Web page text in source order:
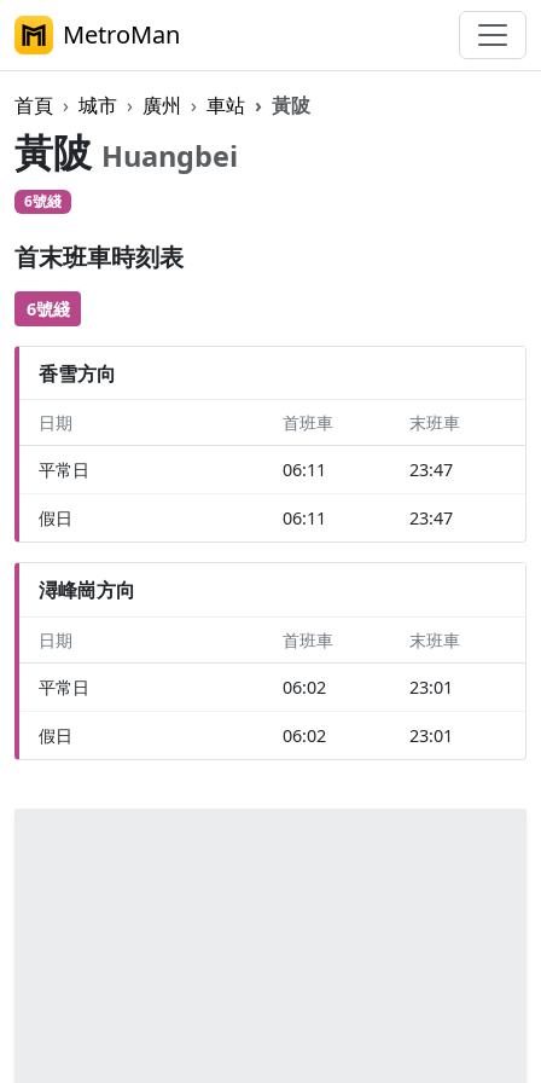
MetroMan
首頁 城市 廣州 車站 黃陂
黃陂 Huangbei
6號綫
首末班車時刻表
6號綫
香雪方向
日期 首班車 末班車
平常日 06:11 23:47
假日 06:11 23:47
潯峰崗方向
日期 首班車 末班車
平常日 06:02 23:01
假日 06:02 23:01